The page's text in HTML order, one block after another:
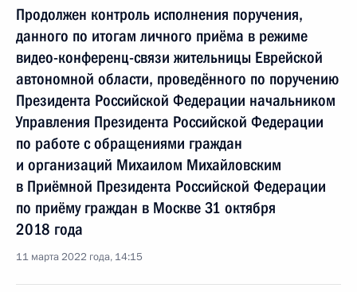
Продолжен контроль исполнения поручения,
данного по итогам личного приёма в режиме
видео-конференц-связи жительницы Еврейской
автономной области, проведённого по поручению
Президента Российской Федерации начальником
Управления Президента Российской Федерации
по работе с обращениями граждан
и организаций Михаилом Михайловским
в Приёмной Президента Российской Федерации
по приёму граждан в Москве 31 октября
2018 года
11 марта 2022 года, 14:15